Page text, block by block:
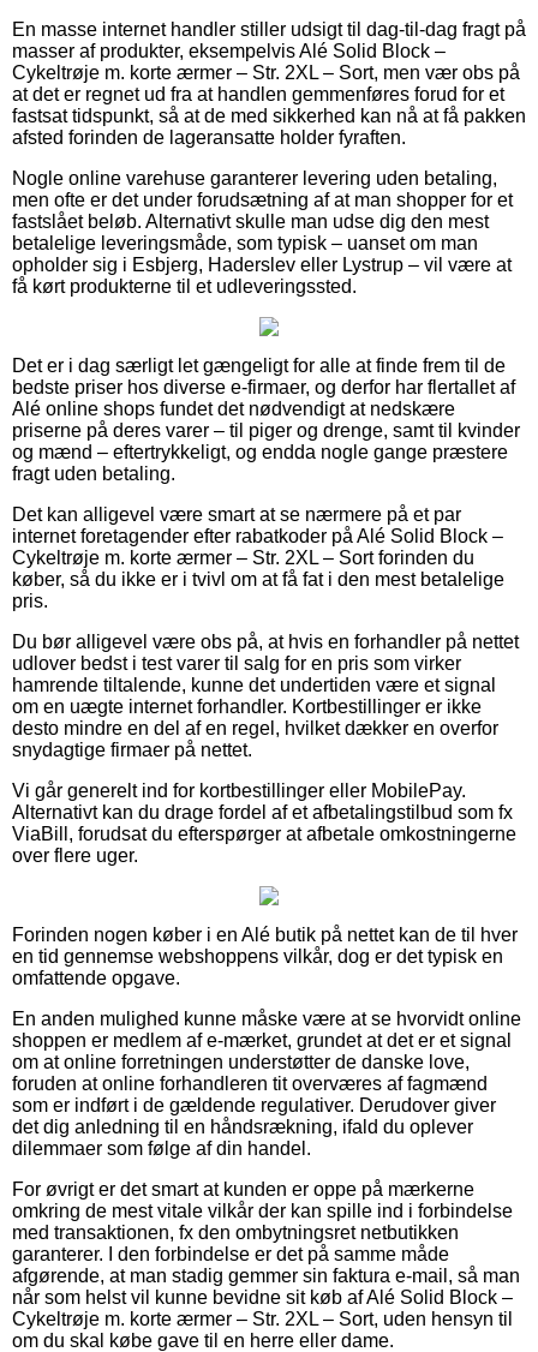
En masse internet handler stiller udsigt til dag-til-dag fragt på
masser af produkter, eksempelvis Alé Solid Block –
Cykeltrøje m. korte ærmer – Str. 2XL – Sort, men vær obs på
at det er regnet ud fra at handlen gemmenføres forud for et
fastsat tidspunkt, så at de med sikkerhed kan nå at få pakken
afsted forinden de lageransatte holder fyraften.
Nogle online varehuse garanterer levering uden betaling,
men ofte er det under forudsætning af at man shopper for et
fastslået beløb. Alternativt skulle man udse dig den mest
betalelige leveringsmåde, som typisk – uanset om man
opholder sig i Esbjerg, Haderslev eller Lystrup – vil være at
få kørt produkterne til et udleveringssted.
Det er i dag særligt let gængeligt for alle at finde frem til de
bedste priser hos diverse e-firmaer, og derfor har flertallet af
Alé online shops fundet det nødvendigt at nedskære
priserne på deres varer – til piger og drenge, samt til kvinder
og mænd – eftertrykkeligt, og endda nogle gange præstere
fragt uden betaling.
Det kan alligevel være smart at se nærmere på et par
internet foretagender efter rabatkoder på Alé Solid Block –
Cykeltrøje m. korte ærmer – Str. 2XL – Sort forinden du
køber, så du ikke er i tvivl om at få fat i den mest betalelige
pris.
Du bør alligevel være obs på, at hvis en forhandler på nettet
udlover bedst i test varer til salg for en pris som virker
hamrende tiltalende, kunne det undertiden være et signal
om en uægte internet forhandler. Kortbestillinger er ikke
desto mindre en del af en regel, hvilket dækker en overfor
snydagtige firmaer på nettet.
Vi går generelt ind for kortbestillinger eller MobilePay.
Alternativt kan du drage fordel af et afbetalingstilbud som fx
ViaBill, forudsat du efterspørger at afbetale omkostningerne
over flere uger.
Forinden nogen køber i en Alé butik på nettet kan de til hver
en tid gennemse webshoppens vilkår, dog er det typisk en
omfattende opgave.
En anden mulighed kunne måske være at se hvorvidt online
shoppen er medlem af e-mærket, grundet at det er et signal
om at online forretningen understøtter de danske love,
foruden at online forhandleren tit overværes af fagmænd
som er indført i de gældende regulativer. Derudover giver
det dig anledning til en håndsrækning, ifald du oplever
dilemmaer som følge af din handel.
For øvrigt er det smart at kunden er oppe på mærkerne
omkring de mest vitale vilkår der kan spille ind i forbindelse
med transaktionen, fx den ombytningsret netbutikken
garanterer. I den forbindelse er det på samme måde
afgørende, at man stadig gemmer sin faktura e-mail, så man
når som helst vil kunne bevidne sit køb af Alé Solid Block –
Cykeltrøje m. korte ærmer – Str. 2XL – Sort, uden hensyn til
om du skal købe gave til en herre eller dame.